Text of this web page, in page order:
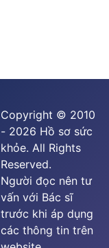
Copyright © 2010
- 2026 Hồ sơ sức
khỏe. All Rights
Reserved.
Người đọc nên tư
vấn với Bác sĩ
trước khi áp dụng
các thông tin trên